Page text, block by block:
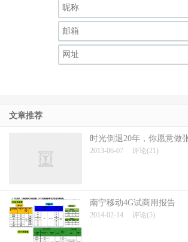
文章推荐
时光倒退20年，你愿意做
2013-06-07 评论(21)
南宁移动4G试商用报告
2014-02-14 评论(5)